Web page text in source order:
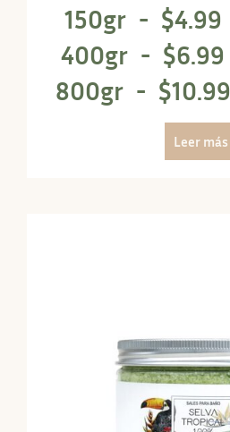
150gr - $4.99
400gr - $6.99
800gr - $10.99
Leer más